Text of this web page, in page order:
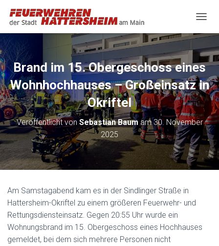
A
I
G
A
T
I
O
N
U
M
S
C
H
A
Brand im 15. Obergeschoss eines
Wohnhochhauses – Großeinsatz in
Okriftel
Veröffentlicht vonSebastian Baumam30. November
2025
Am Samstagabend kam es in der Sindlinger Straße in
Hattersheim-Okriftel zu einem größeren Feuerwehr- und
Rettungsdiensteinsatz. Gegen 20:55 Uhr wurde ein
Wohnungsbrand im 15. Obergeschoss eines Hochhauses
gemeldet, bei dem sich mehrere Personen nicht